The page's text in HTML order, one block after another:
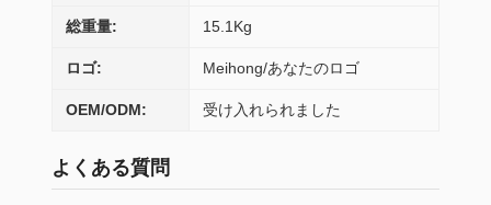
総重量: 15.1Kg
ロゴ: Meihong/あなたのロゴ
OEM/ODM: 受け入れられました
よくある質問